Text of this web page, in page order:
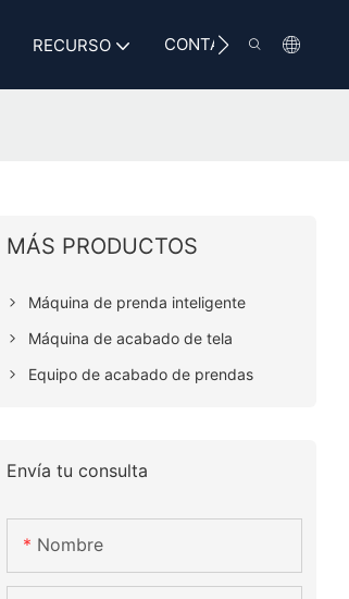
RECURSO CONTACTO
MÁS PRODUCTOS
Máquina de prenda inteligente
Máquina de acabado de tela
Equipo de acabado de prendas
Envía tu consulta
Nombre